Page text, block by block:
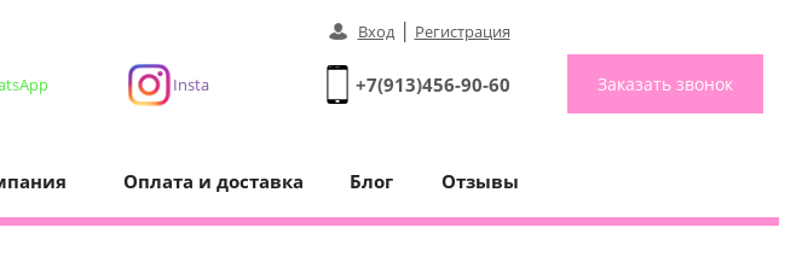
Insta +7(913)456-90-60
Вход| Регистрация
Заказать звонок
Оплата и доставка Блог Отзывы